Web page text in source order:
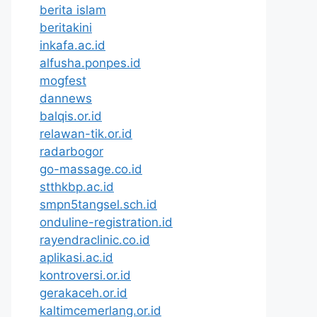
berita islam
beritakini
inkafa.ac.id
alfusha.ponpes.id
mogfest
dannews
balqis.or.id
relawan-tik.or.id
radarbogor
go-massage.co.id
stthkbp.ac.id
smpn5tangsel.sch.id
onduline-registration.id
rayendraclinic.co.id
aplikasi.ac.id
kontroversi.or.id
gerakaceh.or.id
kaltimcemerlang.or.id